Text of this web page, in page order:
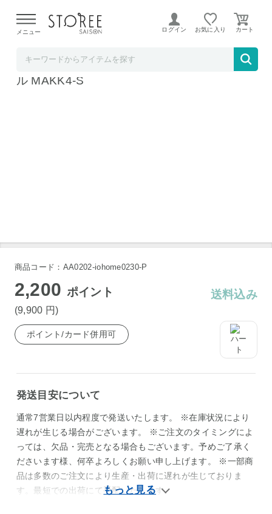
よる配送遅延が発生しております。
メニュー ログイン お気に入り
アイリスオーヤマ 高反発マットレス シング
ル MAKK4-S
商品コード：AA0202-iohome0230-P
2,200 ポイント
(9,900 円)
送料込み
ポイント/カード併用可
発送目安について
通常7営業日以内程度で発送いたします。 ※在庫状況により
遅れが生じる場合がございます。 ※ご注文のタイミングによ
っては、欠品・完売となる場合もございます。予めご了承く
ださいます様、何卒よろしくお願い申し上げます。 ※一部商
品は多数のご注文により生産・出荷に遅れが生じておりま
す。最短での出荷にて手配いたします。